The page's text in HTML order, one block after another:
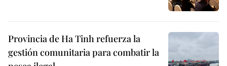
Provincia de Ha Tinh refuerza la
gestión comunitaria para combatir la